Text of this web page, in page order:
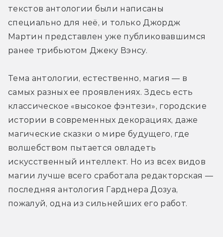
текстов антологии были написаны
специально для неё, и только Джордж
Мартин представлен уже публиковавшимся
ранее трибьютом Джеку Вэнсу.
Тема антологии, естественно, магия — в
самых разных ее проявлениях. Здесь есть
классическое «высокое фэнтези», городские
истории в современных декорациях, даже
магические сказки о мире будущего, где
волшебством пытается овладеть
искусственный интеллект. Но из всех видов
магии лучше всего сработала редакторская —
последняя антология Гарднера Дозуа,
пожалуй, одна из сильнейших его работ.